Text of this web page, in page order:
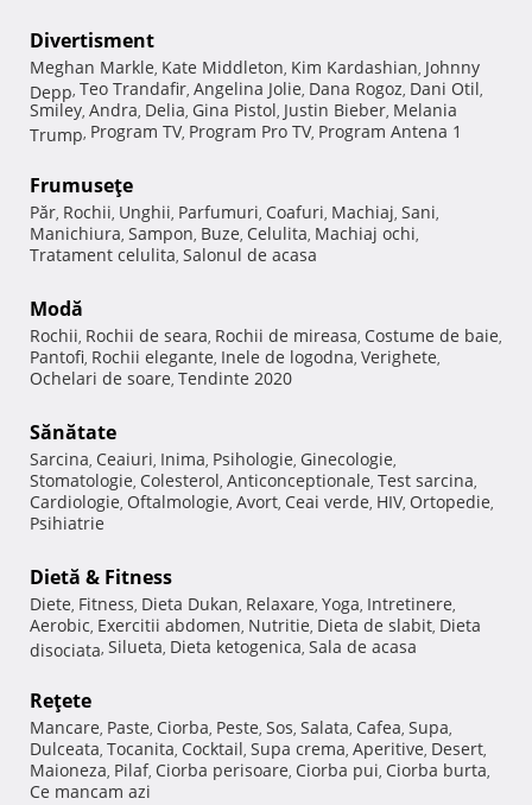
Divertisment
Meghan Markle, Kate Middleton, Kim Kardashian, Johnny
Depp, Teo Trandafir, Angelina Jolie, Dana Rogoz, Dani Otil,
Smiley, Andra, Delia, Gina Pistol, Justin Bieber, Melania
Trump, Program TV, Program Pro TV, Program Antena 1
Frumuseţe
Păr, Rochii, Unghii, Parfumuri, Coafuri, Machiaj, Sani,
Manichiura, Sampon, Buze, Celulita, Machiaj ochi,
Tratament celulita, Salonul de acasa
Modă
Rochii, Rochii de seara, Rochii de mireasa, Costume de baie,
Pantofi, Rochii elegante, Inele de logodna, Verighete,
Ochelari de soare, Tendinte 2020
Sănătate
Sarcina, Ceaiuri, Inima, Psihologie, Ginecologie,
Stomatologie, Colesterol, Anticonceptionale, Test sarcina,
Cardiologie, Oftalmologie, Avort, Ceai verde, HIV, Ortopedie,
Psihiatrie
Dietă & Fitness
Diete, Fitness, Dieta Dukan, Relaxare, Yoga, Intretinere,
Aerobic, Exercitii abdomen, Nutritie, Dieta de slabit, Dieta
disociata, Silueta, Dieta ketogenica, Sala de acasa
Reţete
Mancare, Paste, Ciorba, Peste, Sos, Salata, Cafea, Supa,
Dulceata, Tocanita, Cocktail, Supa crema, Aperitive, Desert,
Maioneza, Pilaf, Ciorba perisoare, Ciorba pui, Ciorba burta,
Ce mancam azi